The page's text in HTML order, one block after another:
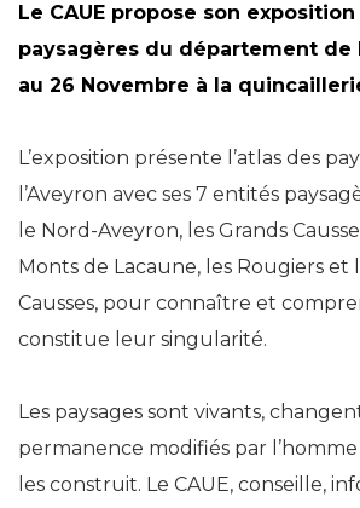
Le CAUE propose son
paysagères du département de
au 26 Novembre à la
L’exposition présente l’atlas des
l’Aveyron avec ses 7 entités
le Nord-Aveyron, les Grands
Monts de Lacaune, les Rougiers et
Causses, pour connaître et
constitue leur singularité.
Les paysages sont vivants,
permanence modifiés par
les construit. Le CAUE, conseille,